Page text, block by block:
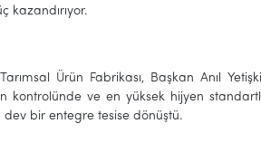
kazandırıyor.
Ürün Fabrikası, Başkan Anıl
kontrolünde ve en yüksek hijyen
dev bir entegre tesise dönüştü.